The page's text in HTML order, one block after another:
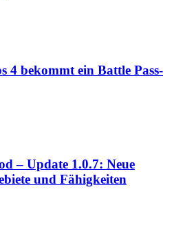
4 bekommt ein Battle Pass-
– Update 1.0.7: Neue
und Fähigkeiten